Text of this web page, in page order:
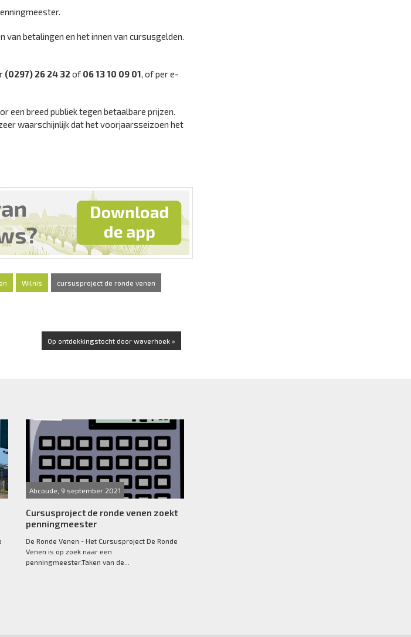
van betalingen en het innen van cursusgelden.
(0297) 26 24 32 of 06 13 10 09 01, of per e-
een breed publiek tegen betaalbare prijzen.
waarschijnlijk dat het voorjaarsseizoen het
Wilnis cursusproject de ronde venen
Op ontdekkingstocht door waverhoek »
Abcoude, 9 september 2021
Cursusproject de ronde venen zoekt
penningmeester
De Ronde Venen - Het Cursusproject De Ronde
Venen is op zoek naar een
penningmeester.Taken van de...